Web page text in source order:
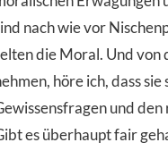
nach wie vor
die Moral. Und von
höre ich, dass
und
es überhaupt fair